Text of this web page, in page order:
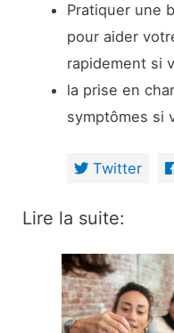
Pratiquer une
pour aider
rapidement si
la prise en
symptômes si
Twitter
Lire la suite: